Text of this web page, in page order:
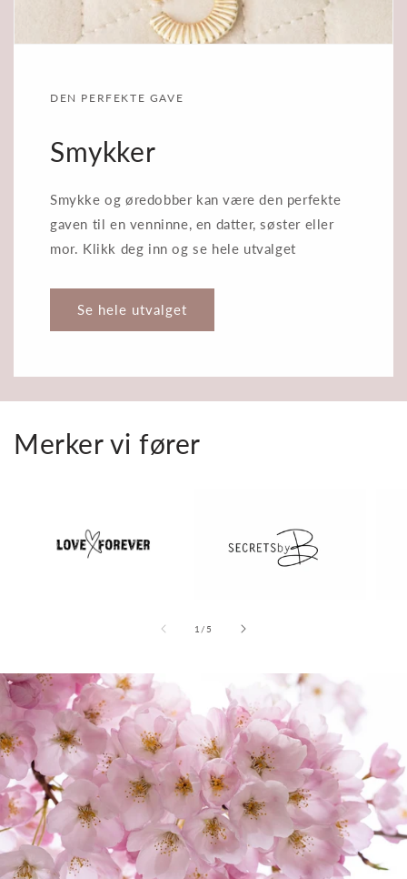
DEN PERFEKTE GAVE
Smykker
Smykke og øredobber kan være den perfekte
gaven til en venninne, en datter, søster eller
mor. Klikk deg inn og se hele utvalget
Se hele utvalget
Merker vi fører
1 /av5